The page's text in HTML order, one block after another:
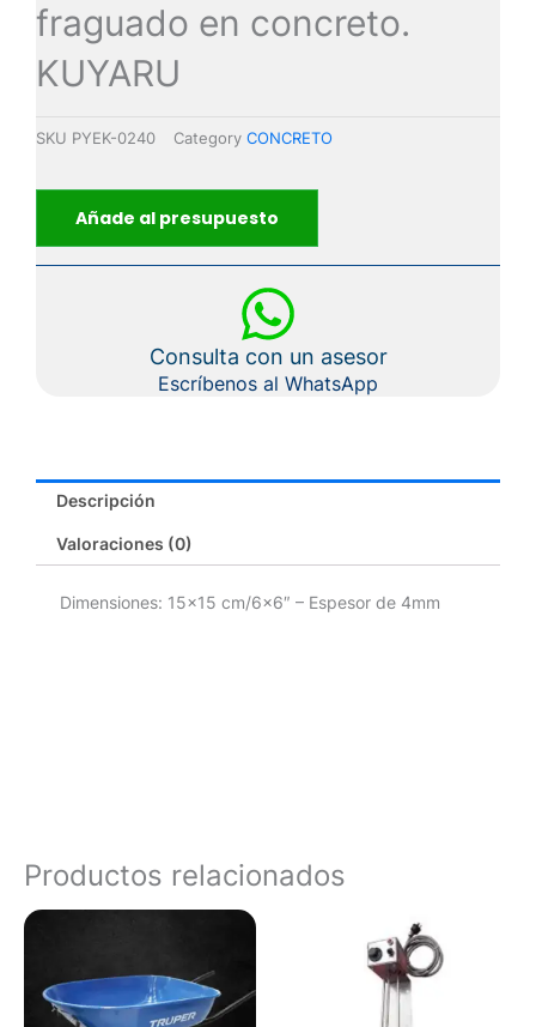
fraguado en concreto.
KUYARU
SKU PYEK-0240 Category CONCRETO
Añade al presupuesto
Consulta con un asesor
Escríbenos al WhatsApp
Descripción
Valoraciones (0)
Dimensiones: 15×15 cm/6×6″ – Espesor de 4mm
Productos relacionados